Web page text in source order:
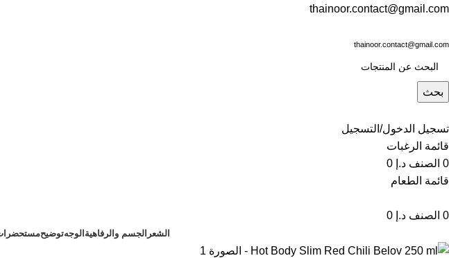
thainoor.contact@gmail.com
thainoor.contact@gmail.com
بحث
تسجيل الدخول/التسجيل
قائمة الرغبات
0 الصنف د.إ
قائمة الطعام
0 الصنف د.إ
الشعر الجسم والرفاهية الوجهتوضيح